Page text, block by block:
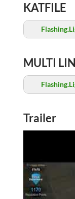
KATFILE
MULTI
Trailer